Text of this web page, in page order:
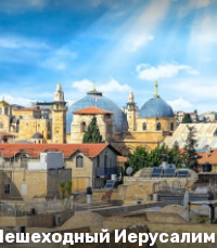
Иерусалим